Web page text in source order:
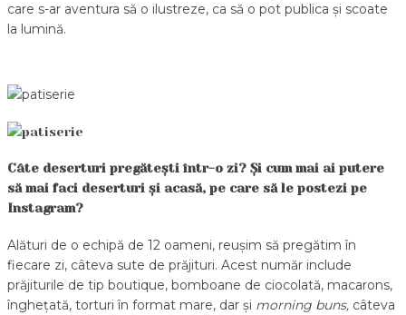
care s-ar aventura să o ilustreze, ca să o pot publica și scoate
la lumină.
Câte deserturi pregătești într-o zi? Și cum mai ai putere
să mai faci deserturi și acasă, pe care să le postezi pe
Instagram?
Alături de o echipă de 12 oameni, reușim să pregătim în
fiecare zi, câteva sute de prăjituri. Acest număr include
prăjiturile de tip boutique, bomboane de ciocolată, macarons,
înghețată, torturi în format mare, dar și morning buns, câteva